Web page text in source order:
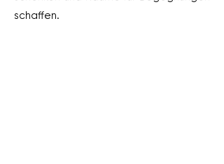
schaffen.